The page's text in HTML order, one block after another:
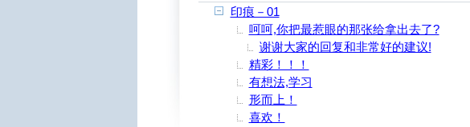
印痕－01
呵呵,你把最惹眼的那张给拿出去了?
谢谢大家的回复和非常好的建议!
精彩！！！
有想法,学习
形而上！
喜欢！